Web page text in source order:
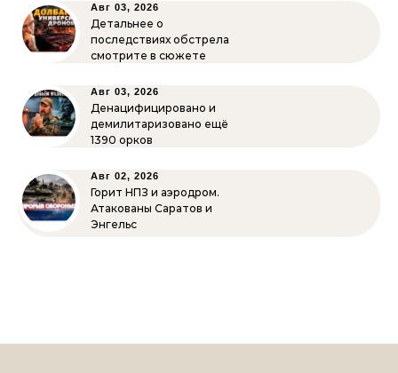
Авг 03, 2026
Детальнее о
последствиях обстрела
смотрите в сюжете
Авг 03, 2026
Денацифицировано и
демилитаризовано ещё
1390 орков
Авг 02, 2026
Горит НПЗ и аэродром.
Атакованы Саратов и
Энгельс